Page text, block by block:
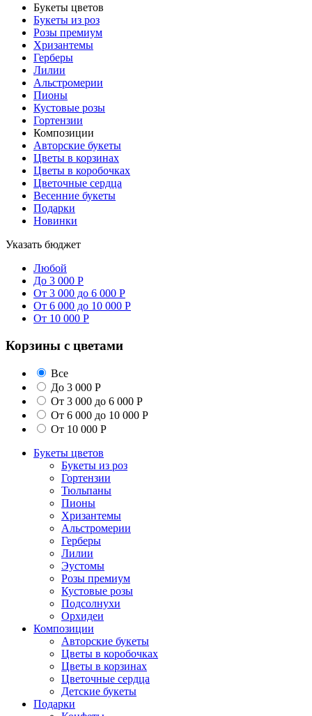
Букеты цветов
Букеты из роз
Розы премиум
Хризантемы
Герберы
Лилии
Альстромерии
Пионы
Кустовые розы
Гортензии
Композиции
Авторские букеты
Цветы в корзинах
Цветы в коробочках
Цветочные сердца
Весенние букеты
Подарки
Новинки
Указать бюджет
Любой
До 3 000 Р
От 3 000 до 6 000 Р
От 6 000 до 10 000 Р
От 10 000 Р
Корзины с цветами
Все
До 3 000 Р
От 3 000 до 6 000 Р
От 6 000 до 10 000 Р
От 10 000 Р
Букеты цветов
Букеты из роз
Гортензии
Тюльпаны
Пионы
Хризантемы
Альстромерии
Герберы
Лилии
Эустомы
Розы премиум
Кустовые розы
Подсолнухи
Орхидеи
Композиции
Авторские букеты
Цветы в коробочках
Цветы в корзинах
Цветочные сердца
Детские букеты
Подарки